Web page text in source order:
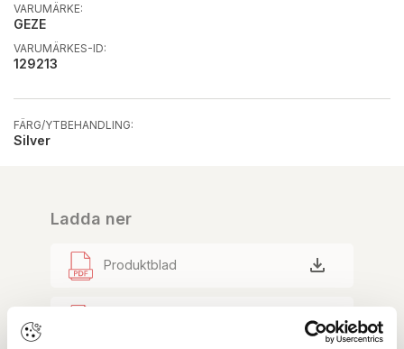
VARUMÄRKE:
GEZE
VARUMÄRKES-ID:
129213
FÄRG/YTBEHANDLING:
Silver
Ladda ner
Produktblad